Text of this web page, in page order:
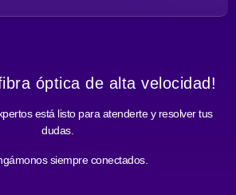
óptica de alta velocidad!
está listo para atenderte y resolver tus
dudas.
siempre conectados.